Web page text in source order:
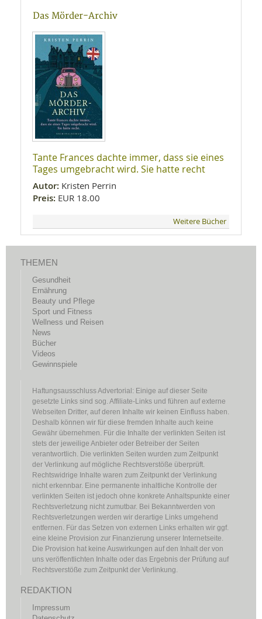
Das Mörder-Archiv
Tante Frances dachte immer, dass sie eines
Tages umgebracht wird. Sie hatte recht
Autor: Kristen Perrin
Preis: EUR 18.00
Weitere Bücher
THEMEN
Gesundheit
Ernährung
Beauty und Pflege
Sport und Fitness
Wellness und Reisen
News
Bücher
Videos
Gewinnspiele
Haftungsausschluss Advertorial: Einige auf dieser Seite
gesetzte Links sind sog. Affiliate-Links und führen auf externe
Webseiten Dritter, auf deren Inhalte wir keinen Einfluss haben.
Deshalb können wir für diese fremden Inhalte auch keine
Gewähr übernehmen. Für die Inhalte der verlinkten Seiten ist
stets der jeweilige Anbieter oder Betreiber der Seiten
verantwortlich. Die verlinkten Seiten wurden zum Zeitpunkt
der Verlinkung auf mögliche Rechtsverstöße überprüft.
Rechtswidrige Inhalte waren zum Zeitpunkt der Verlinkung
nicht erkennbar. Eine permanente inhaltliche Kontrolle der
verlinkten Seiten ist jedoch ohne konkrete Anhaltspunkte einer
Rechtsverletzung nicht zumutbar. Bei Bekanntwerden von
Rechtsverletzungen werden wir derartige Links umgehend
entfernen. Für das Setzen von externen Links erhalten wir ggf.
eine kleine Provision zur Finanzierung unserer Internetseite.
Die Provision hat keine Auswirkungen auf den Inhalt der von
uns veröffentlichten Inhalte oder das Ergebnis der Prüfung auf
Rechtsverstöße zum Zeitpunkt der Verlinkung.
REDAKTION
Impressum